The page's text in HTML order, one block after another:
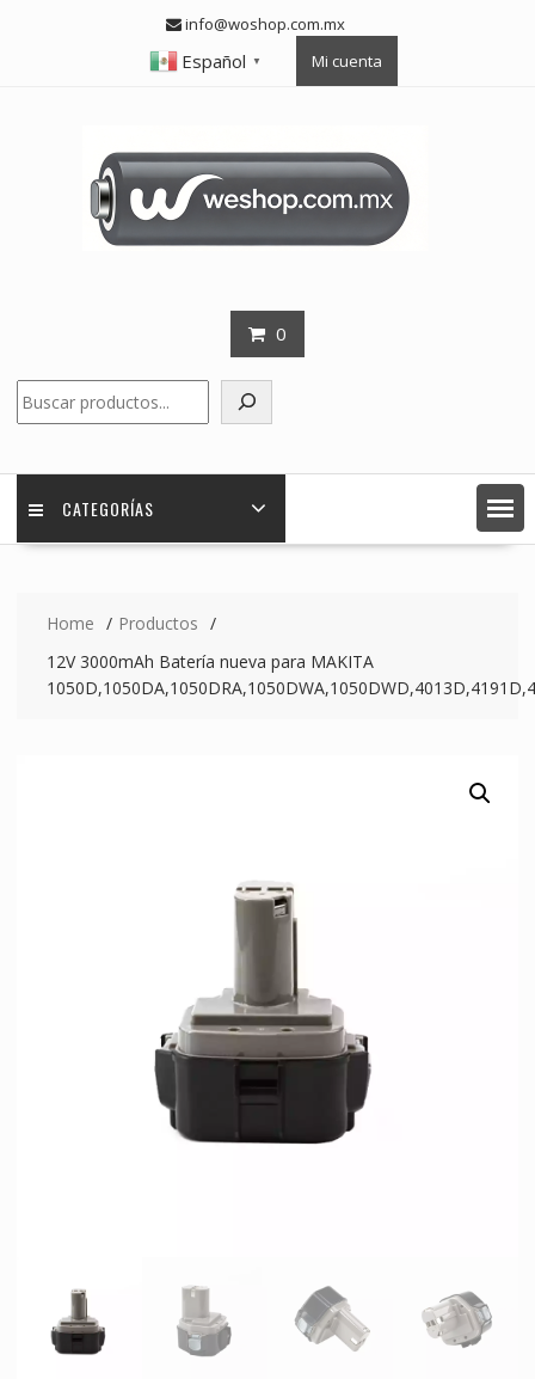
info@woshop.com.mx
Español ▼ Mi cuenta
0
CATEGORÍAS
Home
Productos
12V 3000mAh Batería nueva para MAKITA